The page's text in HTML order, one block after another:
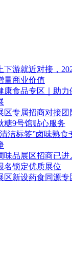
下游就近对接，
量商业价值
康食品专区｜助
区专属招商对接团
糖9号馆贴心服务
洁标签”卤味熟
味品展区招商已
名锁定优质展位
区新设药食同源专